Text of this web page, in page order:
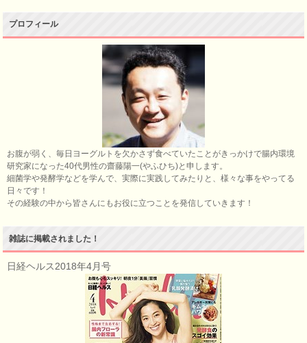
プロフィール
お腹が弱く、毎日ヨーグルトを欠かさず食べていたことがきっかけで腸内環境
研究家になった40代男性の齋藤陽一(やふひち)と申します。
細菌学や発酵学などを学んで、実際に実践してみたりと、様々な事をやってる
日々です！
その経験の中から皆さんにもお役に立つことを発信していきます！
雑誌に掲載されました！
日経ヘルス2018年4月号